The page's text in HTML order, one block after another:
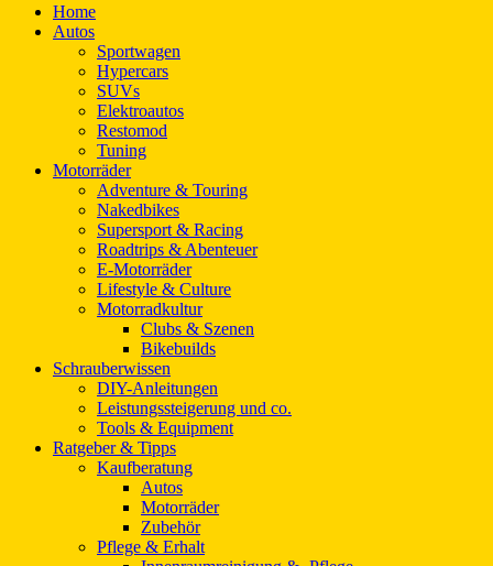
Home
Autos
Sportwagen
Hypercars
SUVs
Elektroautos
Restomod
Tuning
Motorräder
Adventure & Touring
Nakedbikes
Supersport & Racing
Roadtrips & Abenteuer
E-Motorräder
Lifestyle & Culture
Motorradkultur
Clubs & Szenen
Bikebuilds
Schrauberwissen
DIY-Anleitungen
Leistungssteigerung und co.
Tools & Equipment
Ratgeber & Tipps
Kaufberatung
Autos
Motorräder
Zubehör
Pflege & Erhalt